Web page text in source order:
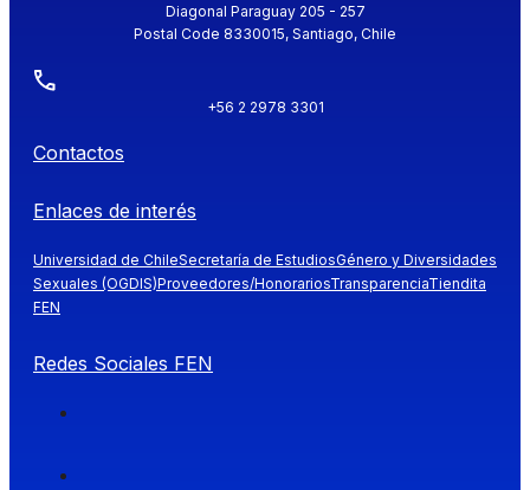
Diagonal Paraguay 205 - 257
Postal Code 8330015, Santiago, Chile
+56 2 2978 3301
Contactos
Enlaces de interés
Universidad de ChileSecretaría de EstudiosGénero y Diversidades
Sexuales (OGDIS)Proveedores/HonorariosTransparenciaTiendita
FEN
Redes Sociales FEN